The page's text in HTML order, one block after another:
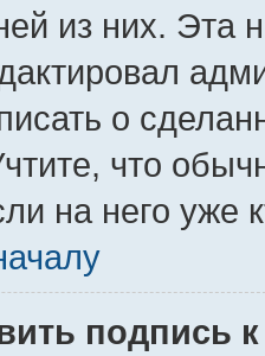
из них. Эта
о
что
на него уже
подпись